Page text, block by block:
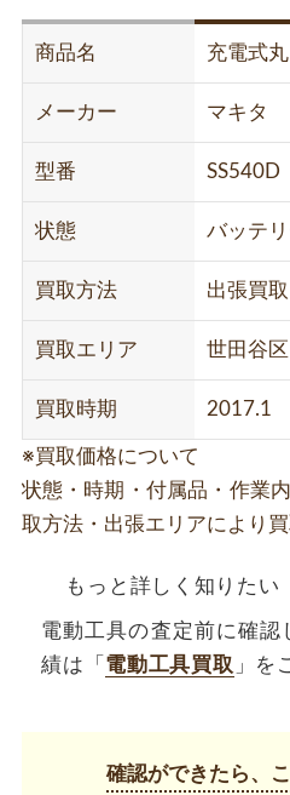
商品名 充電式
メーカー マキタ
型番 SS540D
状態 バッテ
買取方法 出張買取
買取エリア 世田谷区
買取時期 2017.1
※買取価格について
状態・時期・付属品・作業
取方法・出張エリアにより
もっと詳しく知りたい
電動工具の査定前に確認
績は「 電動工具買取 」を
確認ができたら、